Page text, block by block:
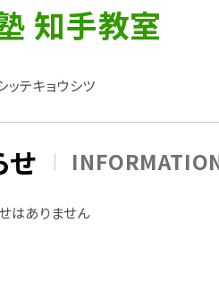
知手教室
ッテキョウシツ
せ
はありません